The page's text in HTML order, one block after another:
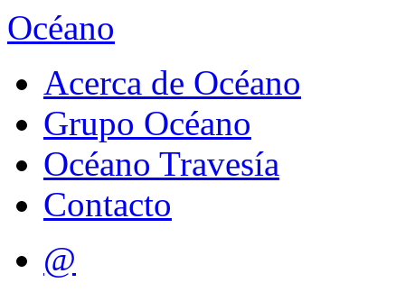
Océano
Acerca de Océano
Grupo Océano
Océano Travesía
Contacto
@